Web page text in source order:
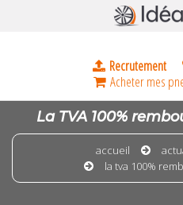
La TVA 100%
accueil
la tva 100%